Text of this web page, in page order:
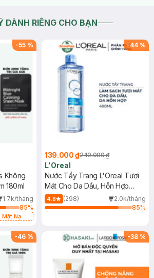
DÀNH RIÊNG CHO BẠN
-55 %
Không
180ml
1.7k/tháng
85%
Nạ
-44 %
139.000 ₫249.000 ₫
L'Oreal
Nước Tẩy Trang L'Oreal Tươi
Mát Cho Da Dầu, Hỗn Hợp
400ml
4.8 (298)
2.0k/tháng
85%
-46 % -38 %